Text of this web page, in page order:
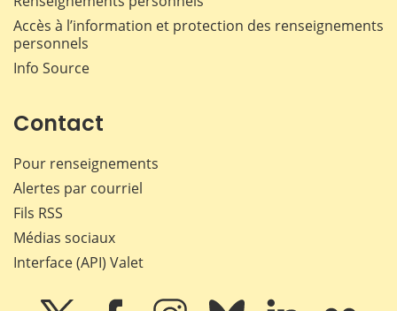
Accès à l’information et protection des renseignements
personnels
Info Source
Contact
Pour renseignements
Alertes par courriel
Fils RSS
Médias sociaux
Interface (API) Valet